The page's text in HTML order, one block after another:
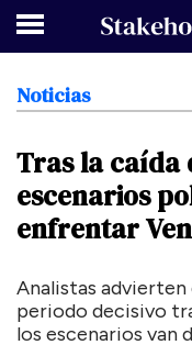
Noticias
Trasla caída
escenarios
enfrentar
Analistas advierten
periodo decisivo
los escenarios van